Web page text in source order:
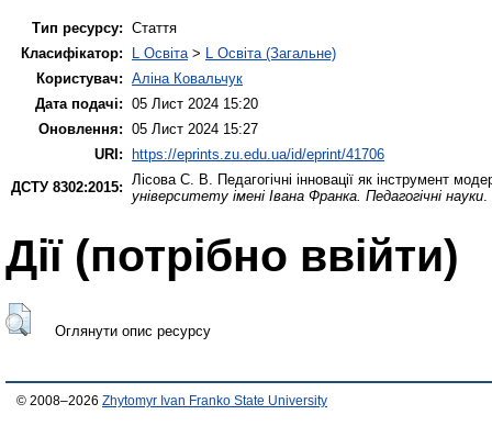
Тип ресурсу: Стаття
Класифікатор:
L Освіта > L Освіта (Загальне)
Користувач: Аліна Ковальчук
Дата подачі: 05 Лист 2024 15:20
Оновлення: 05 Лист 2024 15:27
URI: https://eprints.zu.edu.ua/id/eprint/41706
ДСТУ 8302:2015:
Лісова С. В.
Педагогічні інновації як інструмент
університету імені Івана Франка. Педагогічні науки
Дії ​​(потрібно ввійти)
Оглянути опис ресурсу
© 2008–2026 Zhytomyr Ivan Franko State University